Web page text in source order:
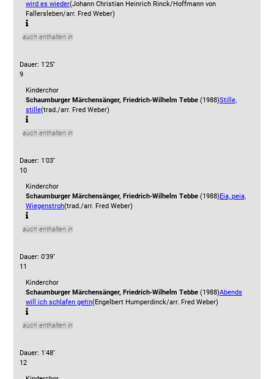
wird es wieder(Johann Christian Heinrich Rinck/Hoffmann von
Fallersleben/arr. Fred Weber)
auch enthalten in
Dauer: 1'25''
9
Kinderchor
Schaumburger Märchensänger, Friedrich-Wilhelm Tebbe (1988)Stille,
stille(trad./arr. Fred Weber)
auch enthalten in
Dauer: 1'03''
10
Kinderchor
Schaumburger Märchensänger, Friedrich-Wilhelm Tebbe (1988) Eia, peia,
Wiegenstroh(trad./arr. Fred Weber)
auch enthalten in
Dauer: 0'39''
11
Kinderchor
Schaumburger Märchensänger, Friedrich-Wilhelm Tebbe (1988)Abends
will ich schlafen geh'n(Engelbert Humperdinck/arr. Fred Weber)
auch enthalten in
Dauer: 1'48''
12